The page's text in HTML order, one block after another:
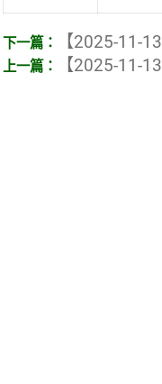
【2025-11-13
【2025-11-13